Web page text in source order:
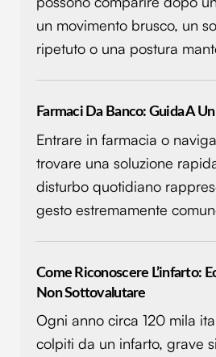
un movimento brusco, un
ripetuto o una postura
Farmaci Da Banco: Guida A
Entrare in farmacia o
trovare una soluzione
disturbo quotidiano
gesto estremamente
Come Riconoscere L’infarto:
Non Sottovalutare
Ogni anno circa 120 mila
colpiti da un infarto, grave